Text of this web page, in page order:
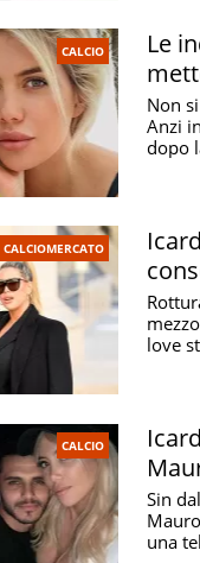
CALCIO
Le
Non
Anzi
dopo
CALCIOMERCATO
love
CALCIO
Sin
una